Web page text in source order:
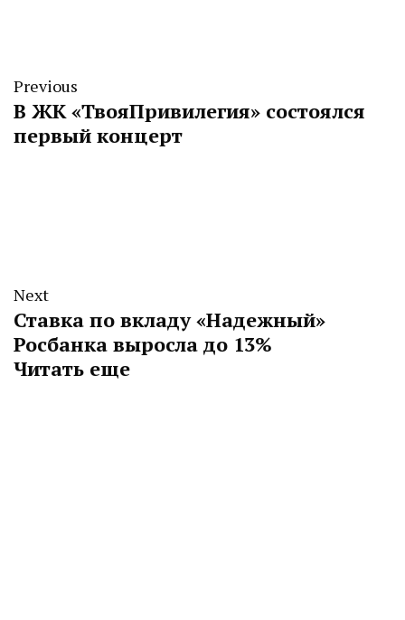
Previous
В ЖК «ТвояПривилегия» состоялся
первый концерт
Next
Ставка по вкладу «Надежный»
Росбанка выросла до 13%
Читать еще